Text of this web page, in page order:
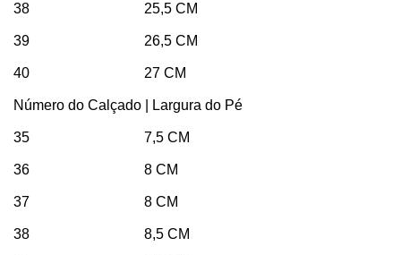
38 25,5 CM
39 26,5 CM
40 27 CM
Número do Calçado | Largura do Pé
35 7,5 CM
36 8 CM
37 8 CM
38 8,5 CM